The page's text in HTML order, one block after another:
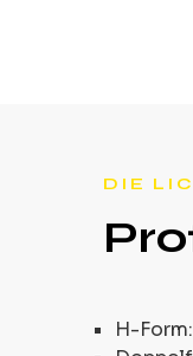
DIE
H-Form: